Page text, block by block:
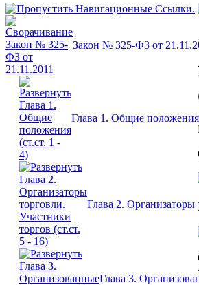
Закон № 325-ФЗ от
Глава 1. Общие положения
Глава 2. Организаторы
Глава 3.